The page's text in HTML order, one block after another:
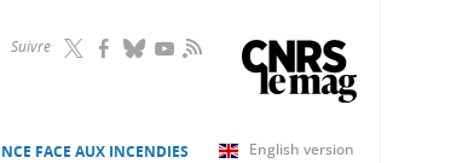
Suivre RSS
English version
FACE AUX INCENDIES